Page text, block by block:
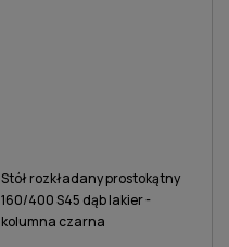
Stół rozkładany prostokątny
160/400 S45 dąb lakier -
kolumna czarna